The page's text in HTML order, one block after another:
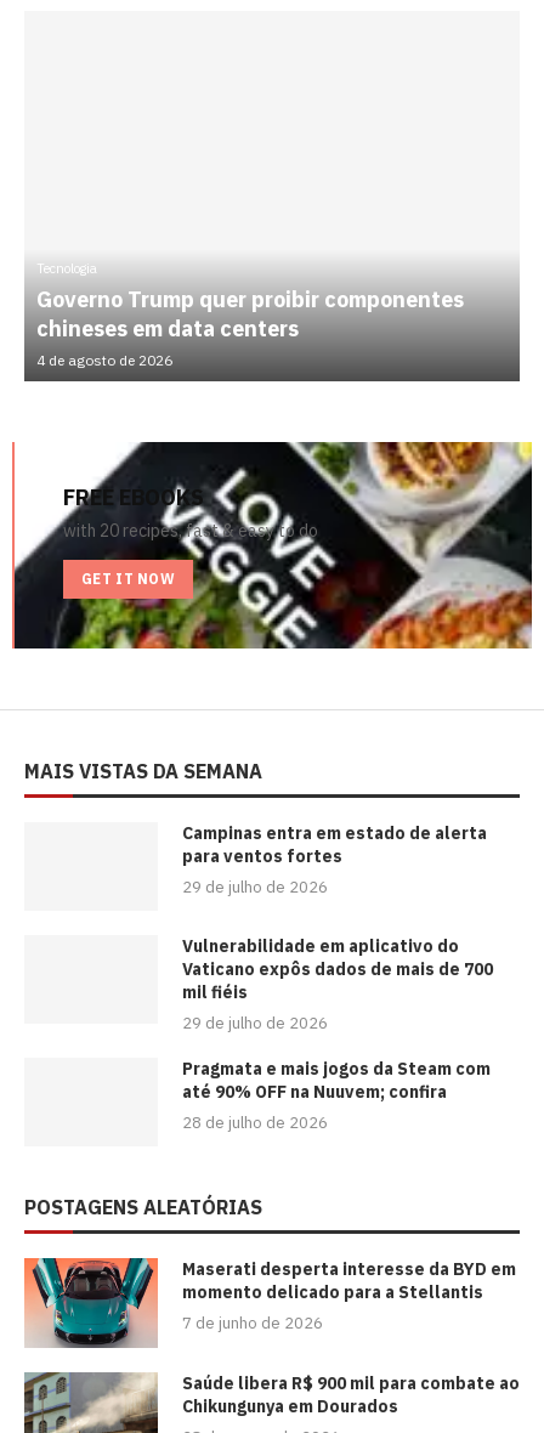
Tecnologia
Governo Trump quer proibir componentes
chineses em data centers
4 de agosto de 2026
FREE EBOOKS
with 20 recipes, fast & easy to do
GET IT NOW
MAIS VISTAS DA SEMANA
Campinas entra em estado de alerta
para ventos fortes
29 de julho de 2026
Vulnerabilidade em aplicativo do
Vaticano expôs dados de mais de 700
mil fiéis
29 de julho de 2026
Pragmata e mais jogos da Steam com
até 90% OFF na Nuuvem; confira
28 de julho de 2026
POSTAGENS ALEATÓRIAS
Maserati desperta interesse da BYD em
momento delicado para a Stellantis
7 de junho de 2026
Saúde libera R$ 900 mil para combate ao
Chikungunya em Dourados